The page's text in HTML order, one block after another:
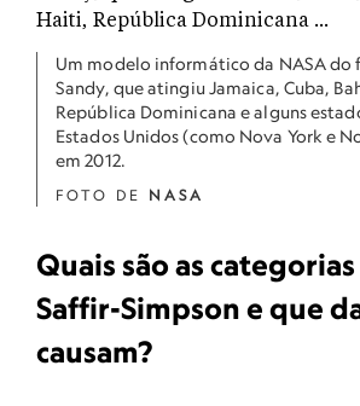
Um modelo informático da NASA do
Sandy, que atingiu Jamaica, Cuba,
República Dominicana e alguns
Estados Unidos (como Nova York e
em 2012.
FOTO DE NASA
Quais são as
Saffir-Simpson e que
causam?